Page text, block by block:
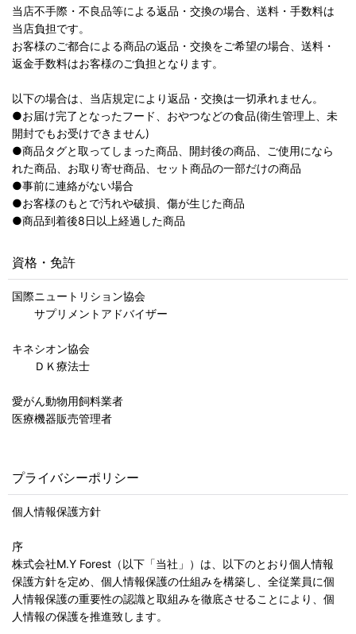
当店不手際・不良品等による返品・交換の場合、送料・手数料は
当店負担です。
お客様のご都合による商品の返品・交換をご希望の場合、送料・
返金手数料はお客様のご負担となります。
以下の場合は、当店規定により返品・交換は一切承れません。
●お届け完了となったフード、おやつなどの食品(衛生管理上、未
開封でもお受けできません)
●商品タグと取ってしまった商品、開封後の商品、ご使用になら
れた商品、お取り寄せ商品、セット商品の一部だけの商品
●事前に連絡がない場合
●お客様のもとで汚れや破損、傷が生じた商品
●商品到着後8日以上経過した商品
資格・免許
国際ニュートリション協会
サプリメントアドバイザー
キネシオン協会
ＤＫ療法士
愛がん動物用飼料業者
医療機器販売管理者
プライバシーポリシー
個人情報保護方針
序
株式会社M.Y Forest（以下「当社」）は、以下のとおり個人情報
保護方針を定め、個人情報保護の仕組みを構築し、全従業員に個
人情報保護の重要性の認識と取組みを徹底させることにより、個
人情報の保護を推進致します。